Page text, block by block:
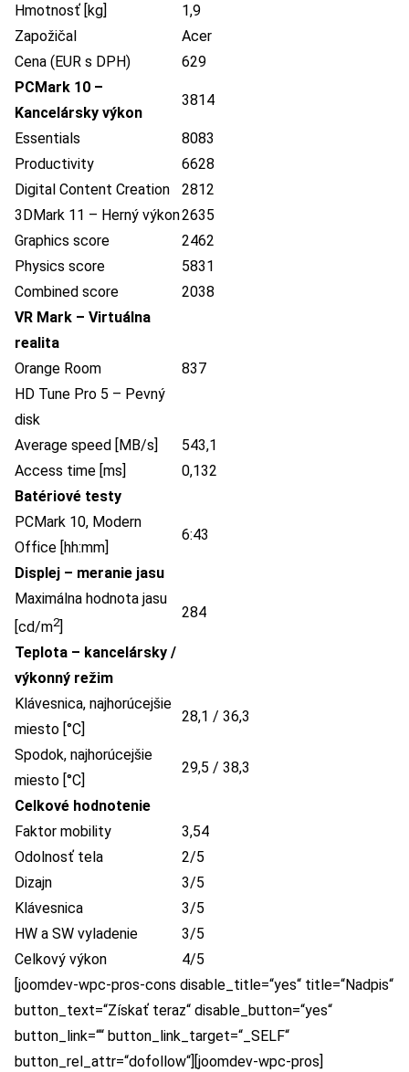
Hmotnosť [kg]
1,9
Zapožičal
Acer
Cena (EUR s DPH)
629
PCMark 10 –
Kancelársky výkon
3814
Essentials
8083
Productivity
6628
Digital Content Creation
2812
3DMark 11 – Herný výkon2635
Graphics score
2462
Physics score
5831
Combined score
2038
VR Mark – Virtuálna
realita
Orange Room
837
HD Tune Pro 5 – Pevný
disk
Average speed [MB/s]
543,1
Access time [ms]
0,132
Batériové testy
PCMark 10, Modern
Office [hh:mm]
6:43
Displej – meranie jasu
Maximálna hodnota jasu
[cd/m2]
284
Teplota – kancelársky /
výkonný režim
Klávesnica, najhorúcejšie
miesto [°C]
28,1 / 36,3
Spodok, najhorúcejšie
miesto [°C]
29,5 / 38,3
Celkové hodnotenie
Faktor mobility
3,54
Odolnosť tela
2/5
Dizajn
3/5
Klávesnica
3/5
HW a SW vyladenie
3/5
Celkový výkon
4/5
[joomdev-wpc-pros-cons disable_title=“yes“ title=“Nadpis“
button_text=“Získať teraz“ disable_button=“yes“
button_link=““ button_link_target=“_SELF“
button_rel_attr=“dofollow“][joomdev-wpc-pros]